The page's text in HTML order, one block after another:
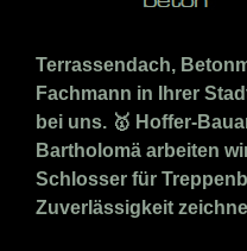
Terrassendach,
Fachmann in Ihrer
bei uns. 🥇 Hoffer-
Bartholomä arbeiten
Schlosser für
Zuverlässigkeit